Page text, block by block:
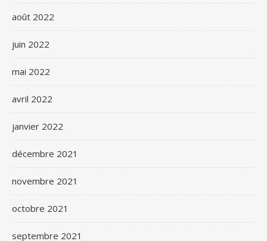
août 2022
juin 2022
mai 2022
avril 2022
janvier 2022
décembre 2021
novembre 2021
octobre 2021
septembre 2021